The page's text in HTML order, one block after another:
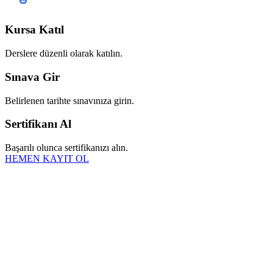
Kursa Katıl
Derslere düzenli olarak katılın.
Sınava Gir
Belirlenen tarihte sınavınıza girin.
Sertifikanı Al
Başarılı olunca sertifikanızı alın.
HEMEN KAYIT OL